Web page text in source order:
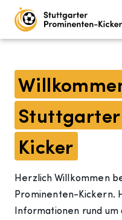
Kicker
Herzlich Willkommen
Prominenten-Kickern.
Informationen rund